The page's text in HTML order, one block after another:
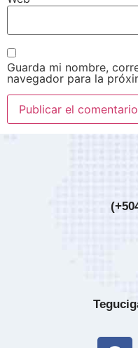
Guarda mi nombre,
navegador para la